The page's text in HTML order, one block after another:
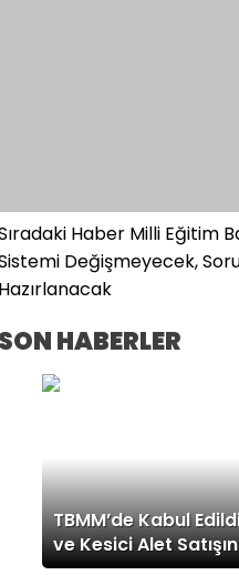
Haber Milli Eğitim
Değişmeyecek,
HABERLER
TBMM’de Kabul
ve Kesici Alet